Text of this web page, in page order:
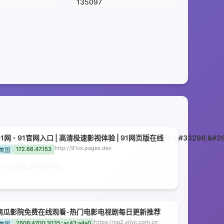
135097
网 - 91官网入口 | 高清极速影视体验 | 91网页版在线
国 172.66.47.153 http://91vx.pages.dev
瓜影院免费在线观看-热门电影电视剧每日更新推荐
https://nq2.xjlyc.com.cn